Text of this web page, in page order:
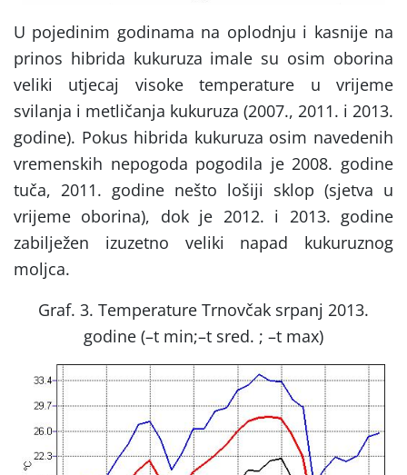
U pojedinim godinama na oplodnju i kasnije na
prinos hibrida kukuruza imale su osim oborina
veliki utjecaj visoke temperature u vrijeme
svilanja i metličanja kukuruza (2007., 2011. i 2013.
godine). Pokus hibrida kukuruza osim navedenih
vremenskih nepogoda pogodila je 2008. godine
tuča, 2011. godine nešto lošiji sklop (sjetva u
vrijeme oborina), dok je 2012. i 2013. godine
zabilježen izuzetno veliki napad kukuruznog
moljca.
Graf. 3. Temperature Trnovčak srpanj 2013.
godine (–t min;–t sred. ; –t max)